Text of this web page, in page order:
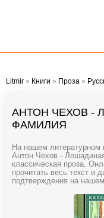
Litmir » Книги » Проза »
АНТОН ЧЕХОВ -
ФАМИЛИЯ
На нашем литературном
Антон Чехов -
классическая проза.
прочитать весь текст и
подтверждения на